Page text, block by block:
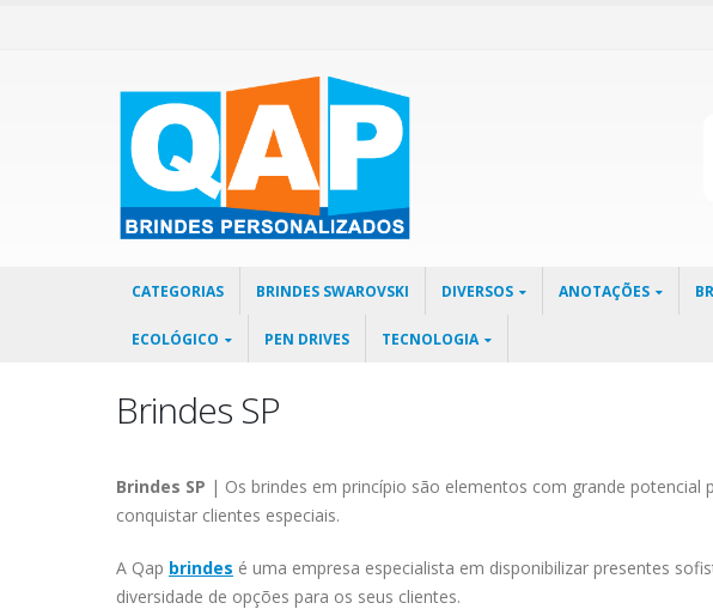
CATEGORIAS BRINDES SWAROVSKI DIVERSOS ANOTAÇÕES
ECOLÓGICO PEN DRIVES TECNOLOGIA
Brindes SP
Brindes SP | Os brindes em princípio são elementos com grande potencial
conquistar clientes especiais.
A Qap brindes é uma empresa especialista em disponibilizar presentes
diversidade de opções para os seus clientes.